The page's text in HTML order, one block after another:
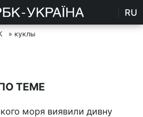
RU
» куклы
ТЕМЕ
моря виявили дивну